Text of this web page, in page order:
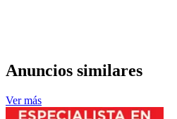
Anuncios similares
Ver más